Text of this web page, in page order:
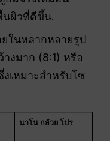
นผิวที่ดีขึ้น.
ในหลากหลายรูป
งมาก (8:1) หรือ
งเหมาะสำหรับโซ
นาโน กล้วย โปร